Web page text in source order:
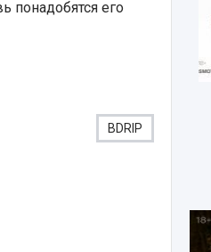
понадобятся его
BDRIP